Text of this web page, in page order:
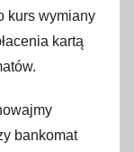
kurs wymiany
kartą
bankomat